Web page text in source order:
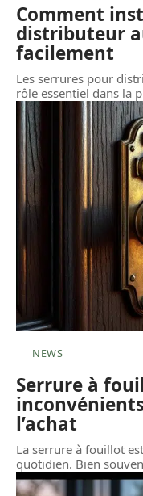
Comment
distributeur
facilement
Les serrures pour
rôle essentiel dans la
NEWS
Serrure à
l’achat
La serrure à fouillot
quotidien. Bien